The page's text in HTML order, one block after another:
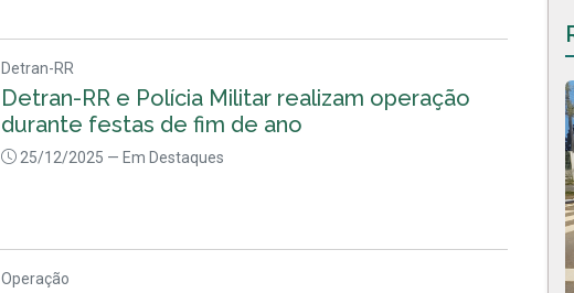
Detran-RR
Detran-RR e Polícia Militar realizam operação
durante festas de fim de ano
25/12/2025 — Em Destaques
Operação